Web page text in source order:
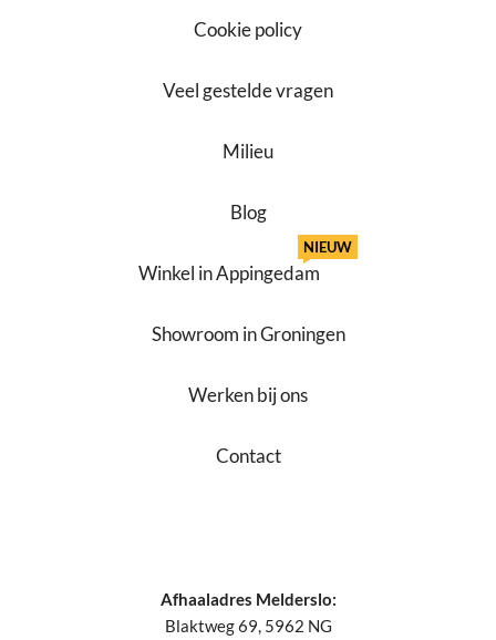
Cookie policy
Veel gestelde vragen
Milieu
Blog
Winkel in Appingedam
NIEUW
Showroom in Groningen
Werken bij ons
Contact
Afhaaladres Melderslo:
Blaktweg 69, 5962 NG